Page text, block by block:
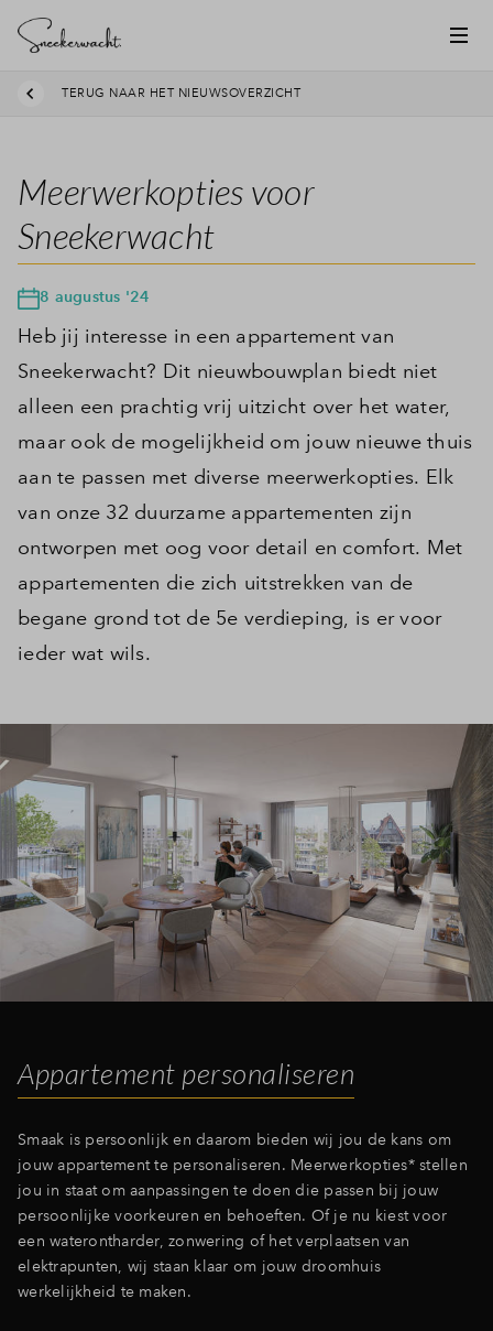
TERUG NAAR HET NIEUWSOVERZICHT
Meerwerkopties voor
Sneekerwacht
8 augustus '24
Heb jij interesse in een appartement van
Sneekerwacht? Dit nieuwbouwplan biedt niet
alleen een prachtig vrij uitzicht over het water,
maar ook de mogelijkheid om jouw nieuwe thuis
aan te passen met diverse meerwerkopties. Elk
van onze 32 duurzame appartementen zijn
ontworpen met oog voor detail en comfort. Met
appartementen die zich uitstrekken van de
begane grond tot de 5e verdieping, is er voor
ieder wat wils.
Appartement personaliseren
Smaak is persoonlijk en daarom bieden wij jou de kans om
jouw appartement te personaliseren. Meerwerkopties* stellen
jou in staat om aanpassingen te doen die passen bij jouw
persoonlijke voorkeuren en behoeften. Of je nu kiest voor
een waterontharder, zonwering of het verplaatsen van
elektrapunten, wij staan klaar om jouw droomhuis
werkelijkheid te maken.